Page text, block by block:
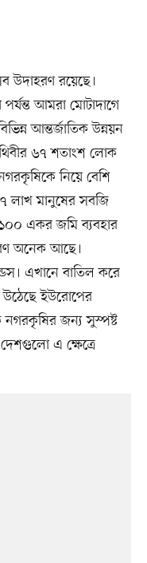
উদাহরণ রয়েছে।
আমরা মোটাদাগে
আন্তর্জাতিক উন্নয়ন
৬৭ শতাংশ লোক
নিয়ে বেশি
লাখ মানুষের সবজি
একর জমি ব্যবহার
অনেক আছে।
এখানে বাতিল করে
উঠেছে ইউরোপের
নগরকৃষির জন্য সুস্পষ্ট
এ ক্ষেত্রে